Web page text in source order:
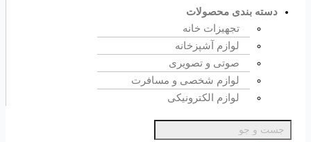
دسته بندی محصولات
تجهیزات خانه
لوازم آشپزخانه
صوتی و تصویری
لوازم شخصی و مسافرت
لوازم الکترونیکی